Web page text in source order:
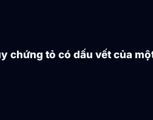
chứng tỏ có dấu vết của